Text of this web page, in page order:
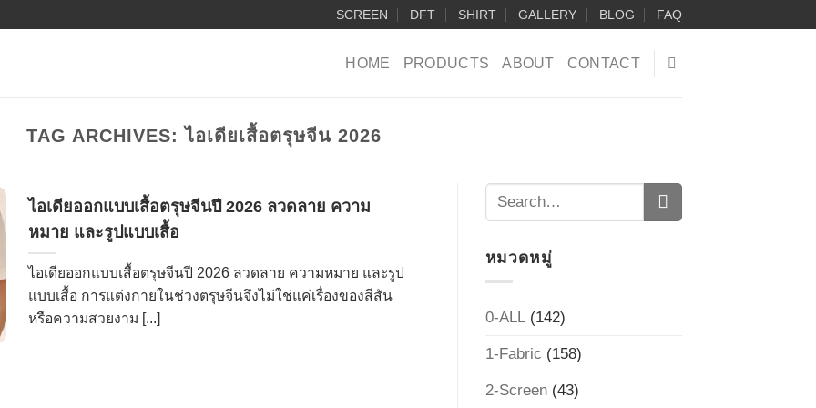
SCREEN DFT SHIRT GALLERY BLOG FAQ
HOME PRODUCTS ABOUT CONTACT
TAG ARCHIVES:ไอเดียเสื้อตรุษจีน 2026
ไอเดียออกแบบเสื้อตรุษจีนปี 2026 ลวดลาย ความ
หมาย และรูปแบบเสื้อ
ไอเดียออกแบบเสื้อตรุษจีนปี 2026 ลวดลาย ความหมาย และรูป
แบบเสื้อ การแต่งกายในช่วงตรุษจีนจึงไม่ใช่แค่เรื่องของสีสัน
หรือความสวยงาม [...]
หมวดหมู่
0-ALL(142)
1-Fabric (158)
2-Screen(43)